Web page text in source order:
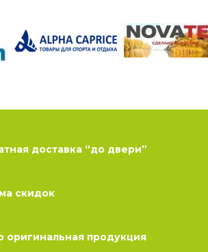
доставка “до двери”
скидок
оригинальная продукция